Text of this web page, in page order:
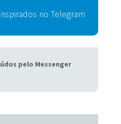
no Telegram
pelo Messenger